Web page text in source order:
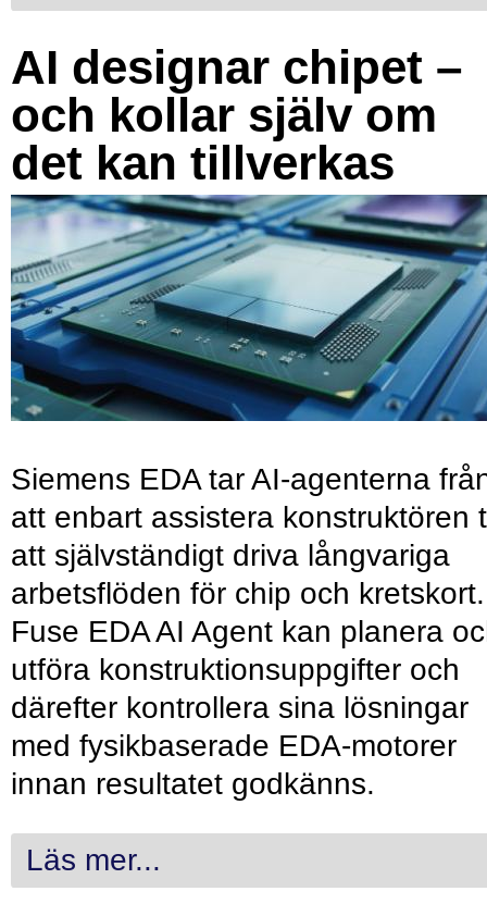
AI designar chipet –
och kollar själv om
det kan tillverkas
Siemens EDA tar AI-agenterna
att enbart assistera konstruktören
att självständigt driva långvariga
arbetsflöden för chip och kretskort.
Fuse EDA AI Agent kan planera
utföra konstruktionsuppgifter och
därefter kontrollera sina lösningar
med fysikbaserade EDA-motorer
innan resultatet godkänns.
Läs mer...